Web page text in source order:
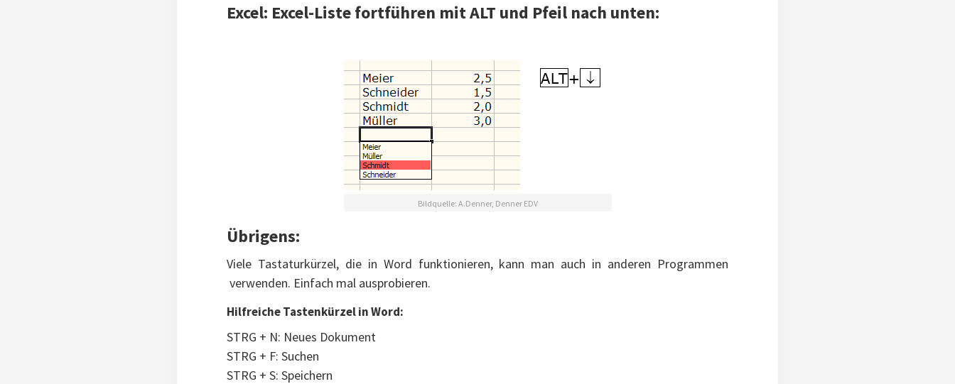
Excel: Excel-Liste fortführen mit ALT und Pfeil nach unten:
Bildquelle: A.Denner, Denner EDV
Übrigens:
Viele Tastaturkürzel, die in Word funktionieren, kann man auch in anderen Programmen
verwenden. Einfach mal ausprobieren.
Hilfreiche Tastenkürzel in Word:
STRG + N: Neues Dokument
STRG + F: Suchen
STRG + S: Speichern